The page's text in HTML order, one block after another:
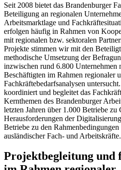
Seit 2008 bietet das Brandenburger
Beteiligung an regionalen
Arbeitsmarktlage und
erfolgen häufig in Rahmen von
mit regionalen bzw. sektoralen
Projekte stimmen wir mit den
methodische Umsetzung der
inzwischen rund 6.800 Unternehmen
Beschäftigten im Rahmen regionaler
Fachkräftebedarfsanalysen untersucht.
koordiniert und begleitet das
Kernthemen des Brandenburger
letzten Jahren über 1.000 Betriebe zu
Herausforderungen der
Betriebe zu den
ausländischer Fach- und Arbeitskräfte.
Projektbegleitung und